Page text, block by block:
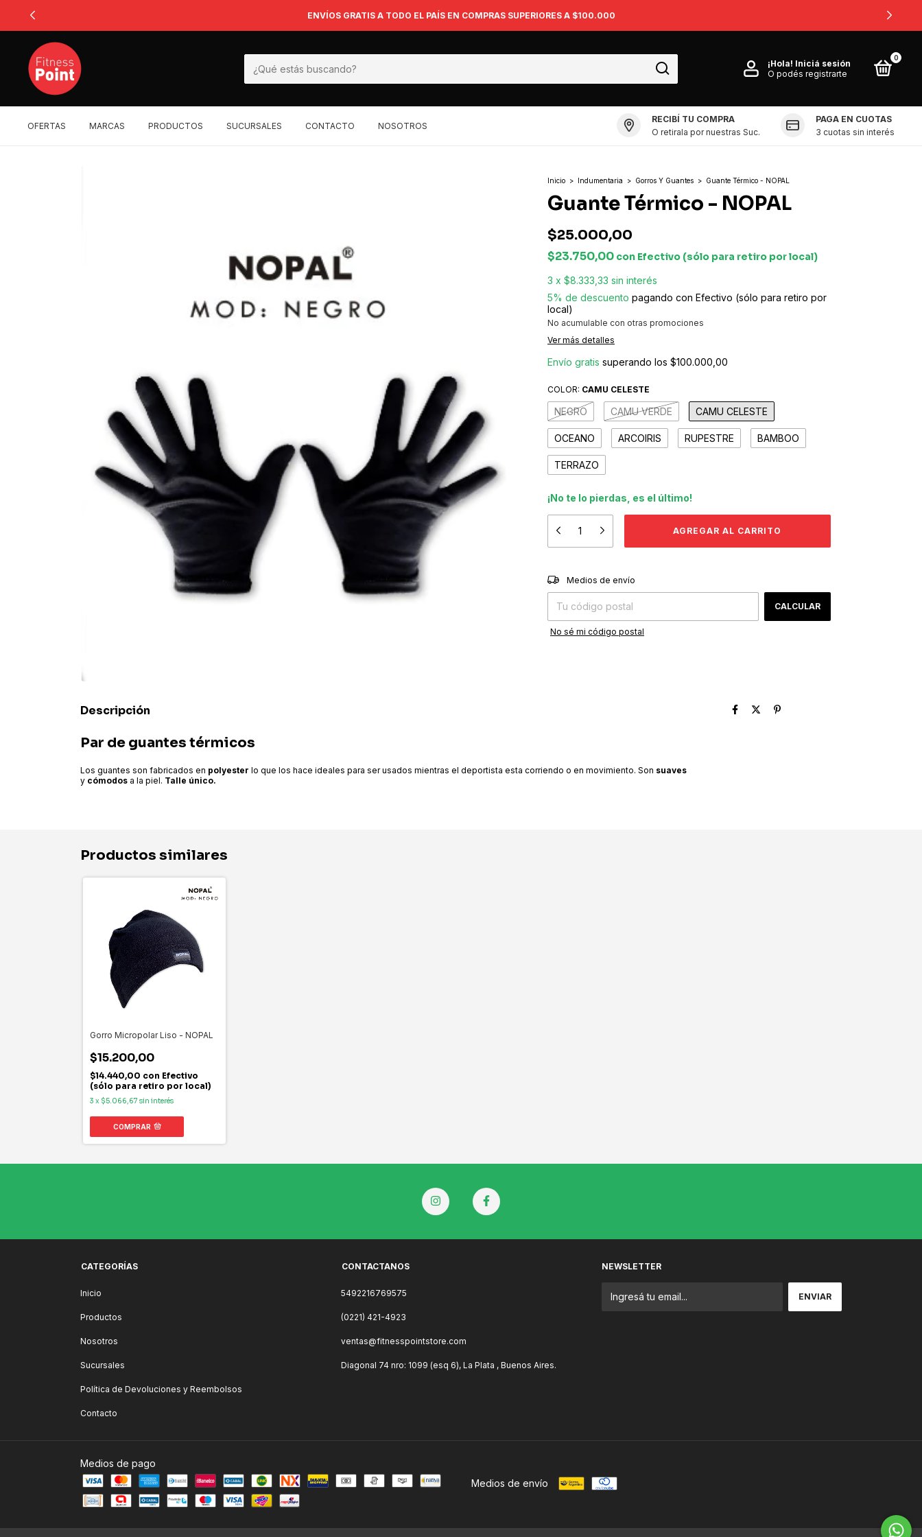
ENVÍOS GRATIS A TODO EL PAÍS EN COMPRAS SUPERIORES A $100.000
¡Hola! Iniciá sesión
O podés registrarte
0
OFERTAS MARCAS PRODUCTOS SUCURSALES CONTACTO NOSOTROS
RECIBÍ TU COMPRA
O retirala por nuestras Suc.
PAGA EN CUOTAS
3 cuotas sin interés
Inicio > Indumentaria > Gorros Y Guantes > Guante Térmico - NOPAL
Guante Térmico - NOPAL
$25.000,00
$23.750,00 con Efectivo (sólo para retiro por local)
3 x $8.333,33 sin interés
5% de descuento pagando con Efectivo (sólo para retiro por
local)
No acumulable con otras promociones
Ver más detalles
Envío gratis superando los $100.000,00
COLOR: CAMU CELESTE
NEGRO CAMU VERDE CAMU CELESTE
OCEANO ARCOIRIS RUPESTRE BAMBOO
TERRAZO
¡No te lo pierdas, es el último!
Entregas para el CP:
Medios de envío
CALCULAR
No sé mi código postal
Descripción
Par de guantes térmicos
Los guantes son fabricados en polyester lo que los hace ideales para ser usados mientras el deportista esta corriendo o en movimiento. Son suaves
y cómodos a la piel. Talle único.
Productos similares
Gorro Micropolar Liso - NOPAL
$15.200,00
$14.440,00 con Efectivo
(sólo para retiro por local)
3 x $5.066,67 sin interés
COMPRAR
CATEGORÍAS
Inicio
Productos
Nosotros
Sucursales
Política de Devoluciones y Reembolsos
Contacto
CONTACTANOS
5492216769575
(0221) 421-4923
ventas@fitnesspointstore.com
Diagonal 74 nro: 1099 (esq 6), La Plata , Buenos Aires.
NEWSLETTER
Medios de pago
Medios de envío